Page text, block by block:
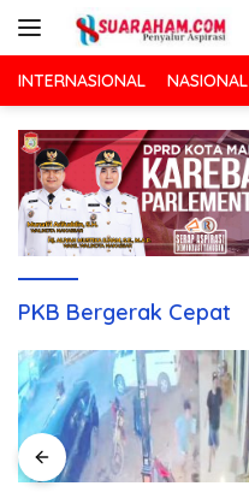
INTERNASIONAL NASIONAL
PKB Bergerak Cepat